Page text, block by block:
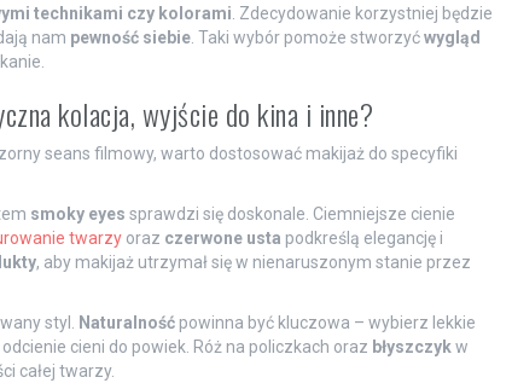
technikami czy kolorami . Zdecydowanie korzystniej będzie
nam pewność siebie. Taki wybór pomoże stworzyćwygląd
kolacja, wyjście do kina i inne?
seans filmowy, warto dostosować makijaż do specyfiki
smoky eyes sprawdzi się doskonale. Ciemniejsze cienie
twarzyoraz czerwone usta podkreślą elegancję i
, aby makijaż utrzymał się w nienaruszonym stanie przez
styl. Naturalnośćpowinna być kluczowa – wybierz lekkie
cieni do powiek. Róż na policzkach oraz błyszczykw
całej twarzy.